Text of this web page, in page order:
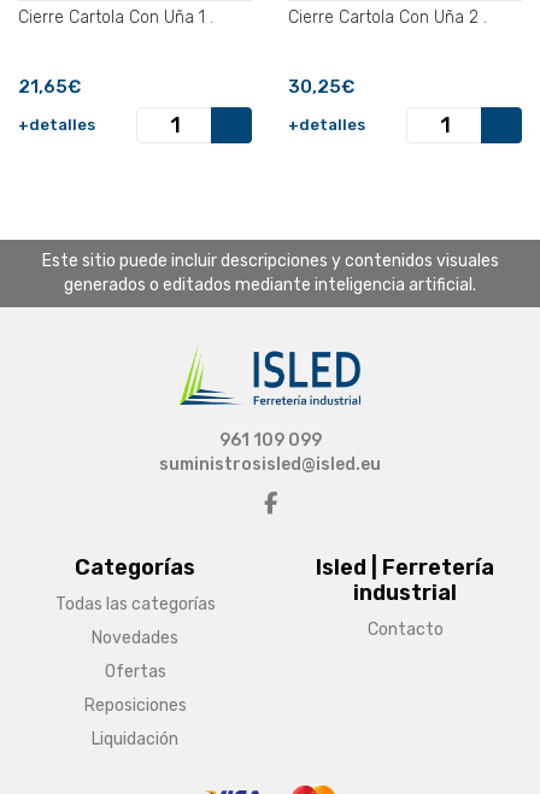
Cierre Cartola Con Uña 1 .
21,65€
+detalles
Cierre Cartola Con Uña 2 .
30,25€
+detalles
Este sitio puede incluir descripciones y contenidos visuales
generados o editados mediante inteligencia artificial.
Categorías
Todas las categorías
Novedades
Ofertas
Reposiciones
Liquidación
Isled | Ferretería
industrial
Contacto
961 109 099
suministrosisled@isled.eu